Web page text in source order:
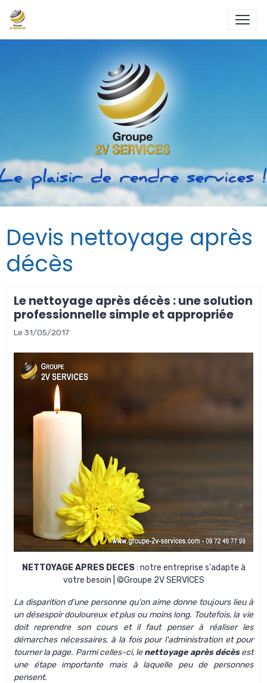
Devis nettoyage après
décès
Le nettoyage après décès : une solution
professionnelle simple et appropriée
Le 31/05/2017
NETTOYAGE APRES DECES: notre entreprise s'adapte à
votre besoin | ©Groupe 2V SERVICES
La disparition d'une personne qu'on aime donne toujours lieu à
un désespoir douloureux et plus ou moins long. Toutefois, la vie
doit reprendre son cours et il faut penser à réaliser les
démarches nécessaires, à la fois pour l'administration et pour
tourner la page. Parmi celles-ci, lenettoyage après décèsest
une étape importante mais à laquelle peu de personnes
pensent.